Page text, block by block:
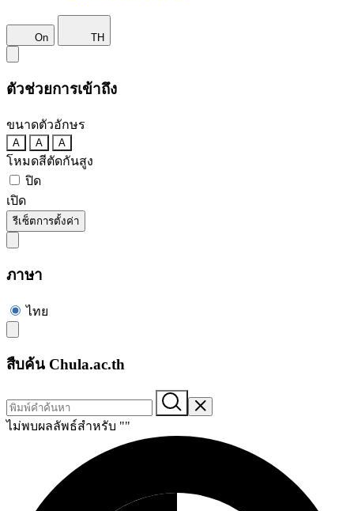
On TH
ตัวช่วยการเข้าถึง
ขนาดตัวอักษร
A A A
โหมดสีตัดกันสูง
ปิด
เปิด
รีเซ็ตการตั้งค่า
ภาษา
ไทย
สืบค้น Chula.ac.th
ไม่พบผลลัพธ์สำหรับ ""